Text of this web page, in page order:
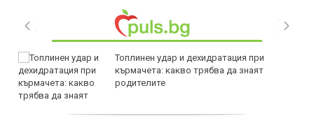
Топлинен удар и дехидратация при
кърмачета: какво трябва да знаят
родителите